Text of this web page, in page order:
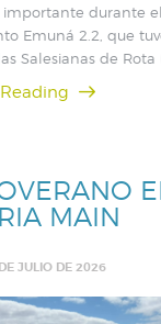
importante durante el
Emuná 2.2, que
Salesianas de Rota
MAIN
JULIO DE 2026